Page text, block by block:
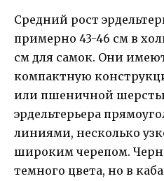
Средний рост
примерно 43-46 см в
см для самок. Они
компактную
или пшеничной
эрдельтерьера
линиями, несколько
широким черепом.
темного цвета, но в